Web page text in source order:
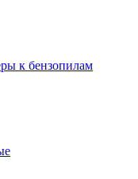
к бензопилам